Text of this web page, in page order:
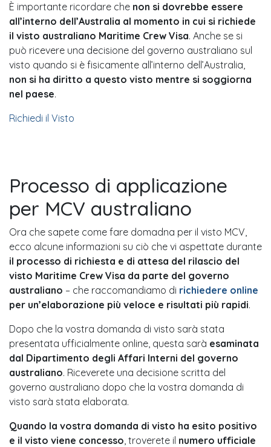
È importante ricordare che non si dovrebbe essere
all’interno dell’Australia al momento in cui si richiede
il visto australiano Maritime Crew Visa. Anche se si
può ricevere una decisione del governo australiano sul
visto quando si è fisicamente all’interno dell’Australia,
non si ha diritto a questo visto mentre si soggiorna
nel paese.
Richiedi il Visto
Processo di applicazione
per MCV australiano
Ora che sapete come fare domadna per il visto MCV,
ecco alcune informazioni su ciò che vi aspettate durante
il processo di richiesta e di attesa del rilascio del
visto Maritime Crew Visa da parte del governo
australiano – che raccomandiamo di richiedere online
per un’elaborazione più veloce e risultati più rapidi.
Dopo che la vostra domanda di visto sarà stata
presentata ufficialmente online, questa sarà esaminata
dal Dipartimento degli Affari Interni del governo
australiano. Riceverete una decisione scritta del
governo australiano dopo che la vostra domanda di
visto sarà stata elaborata.
Quando la vostra domanda di visto ha esito positivo
e il visto viene concesso, troverete il numero ufficiale